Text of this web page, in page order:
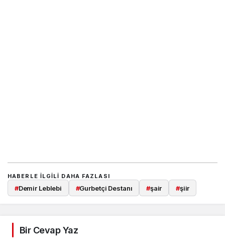
HABERLE ILGILI DAHA FAZLASI
#Demir Leblebi #Gurbetçi Destanı #şair #şiir
Bir Cevap Yaz